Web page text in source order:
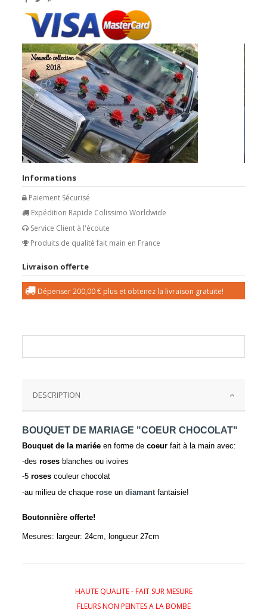
Informations
Paiement Sécurisé
Expédition Rapide Colissimo Worldwide
Service Client à l'écoute
Produits de qualité fait main en France
Livraison offerte
Dépenser200,00 € plus et obtenez la livraison gratuite!
DESCRIPTION
BOUQUET DE MARIAGE "COEUR CHOCOLAT"
Bouquet de la mariéeen forme decoeurfait à la main avec:
-desrosesblanches ou ivoires
-5rosescouleur chocolat
-au milieu de chaqueroseundiamantfantaisie!
Boutonnière offerte!
Mesures: largeur: 24cm, longueur 27cm
HAUTE QUALITE - FAIT SUR MESURE
FLEURS NON PEINTES A LA BOMBE